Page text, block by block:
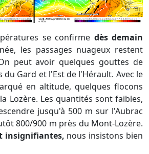
se confirme dès demain
les passages nuageux restent
peut avoir quelques gouttes de
du Gard et l'Est de l'Hérault. Avec le
en altitude, quelques flocons
Lozère. Les quantités sont faibles,
jusqu'à 500 m sur l'Aubrac
800/900 m près du Mont-Lozère.
insignifiantes, nous insistons bien